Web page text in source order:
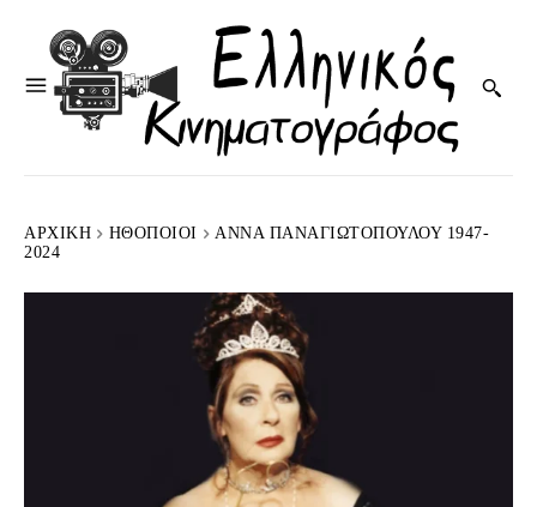
ΑΡΧΙΚΉ HΘΟΠΟΙΟΊ
ΆΝΝΑ ΠΑΝΑΓΙΩΤΟΠΟΎΛΟΥ 1947-
2024